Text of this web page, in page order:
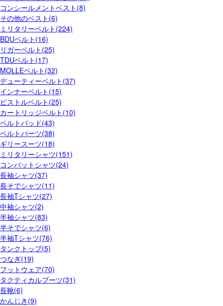
コンシールメントベスト(8)
その他のベスト(6)
ミリタリーベルト(224)
BDUベルト(16)
リガーベルト(25)
TDUベルト(17)
MOLLEベルト(32)
デューティーベルト(37)
インナーベルト(15)
ピストルベルト(25)
カートリッジベルト(10)
ベルトパッド(43)
ベルトパーツ(38)
ギリースーツ(18)
ミリタリーシャツ(151)
コンバットシャツ(24)
長袖シャツ(37)
長そでシャツ(11)
長袖Tシャツ(27)
中袖シャツ(2)
半袖シャツ(83)
半そでシャツ(6)
半袖Tシャツ(76)
タンクトップ(5)
つなぎ(19)
フットウェア(70)
タクティカルブーツ(31)
長靴(6)
かんじき(9)